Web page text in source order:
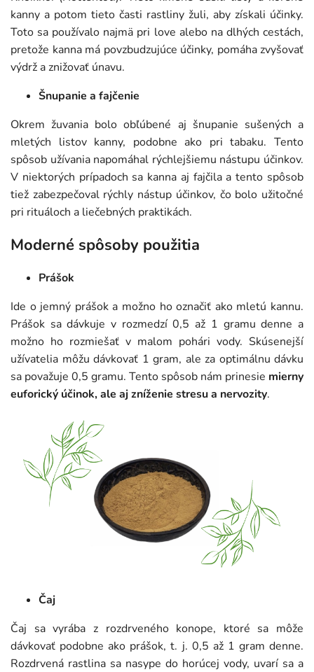
kanny a potom tieto časti rastliny žuli, aby získali účinky.
Toto sa používalo najmä pri love alebo na dlhých cestách,
pretože kanna má povzbudzujúce účinky, pomáha zvyšovať
výdrž a znižovať únavu.
Šnupanie a fajčenie
Okrem žuvania bolo obľúbené aj šnupanie sušených a
mletých listov kanny, podobne ako pri tabaku. Tento
spôsob užívania napomáhal rýchlejšiemu nástupu účinkov.
V niektorých prípadoch sa kanna aj fajčila a tento spôsob
tiež zabezpečoval rýchly nástup účinkov, čo bolo užitočné
pri rituáloch a liečebných praktikách.
Moderné spôsoby použitia
Prášok
Ide o jemný prášok a možno ho označiť ako mletú kannu.
Prášok sa dávkuje v rozmedzí 0,5 až 1 gramu denne a
možno ho rozmiešať v malom pohári vody. Skúsenejší
užívatelia môžu dávkovať 1 gram, ale za optimálnu dávku
sa považuje 0,5 gramu. Tento spôsob nám prinesie mierny
euforický účinok, ale aj zníženie stresu a nervozity.
Čaj
Čaj sa vyrába z rozdrveného konope, ktoré sa môže
dávkovať podobne ako prášok, t. j. 0,5 až 1 gram denne.
Rozdrvená rastlina sa nasype do horúcej vody, uvarí sa a